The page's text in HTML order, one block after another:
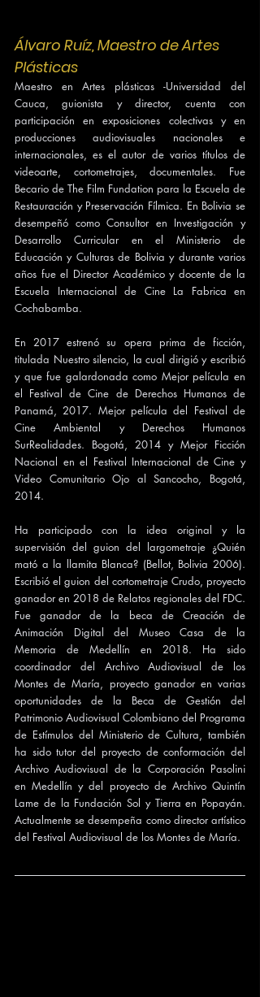
Álvaro Ruíz, Maestro de Artes
Plásticas
Maestro en Artes plásticas -Universidad del
Cauca, guionista y director, cuenta con
participación en exposiciones colectivas y en
producciones audiovisuales nacionales e
internacionales, es el autor de varios títulos de
videoarte, cortometrajes, documentales. Fue
Becario de The Film Fundation para la Escuela de
Restauración y Preservación Fílmica. En Bolivia se
desempeñó como Consultor en Investigación y
Desarrollo Curricular en el Ministerio de
Educación y Culturas de Bolivia y durante varios
años fue el Director Académico y docente de la
Escuela Internacional de Cine La Fabrica en
Cochabamba.
En 2017 estrenó su opera prima de ficción,
titulada Nuestro silencio, la cual dirigió y escribió
y que fue galardonada como Mejor película en
el Festival de Cine de Derechos Humanos de
Panamá, 2017. Mejor película del Festival de
Cine Ambiental y Derechos Humanos
SurRealidades. Bogotá, 2014 y Mejor Ficción
Nacional en el Festival Internacional de Cine y
Video Comunitario Ojo al Sancocho, Bogotá,
2014.
Ha participado con la idea original y la
supervisión del guion del largometraje ¿Quién
mató a la llamita Blanca? (Bellot, Bolivia 2006).
Escribió el guion del cortometraje Crudo, proyecto
ganador en 2018 de Relatos regionales del FDC.
Fue ganador de la beca de Creación de
Animación Digital del Museo Casa de la
Memoria de Medellín en 2018. Ha sido
coordinador del Archivo Audiovisual de los
Montes de María, proyecto ganador en varias
oportunidades de la Beca de Gestión del
Patrimonio Audiovisual Colombiano del Programa
de Estímulos del Ministerio de Cultura, también
ha sido tutor del proyecto de conformación del
Archivo Audiovisual de la Corporación Pasolini
en Medellín y del proyecto de Archivo Quintín
Lame de la Fundación Sol y Tierra en Popayán.
Actualmente se desempeña como director artístico
del Festival Audiovisual de los Montes de María.